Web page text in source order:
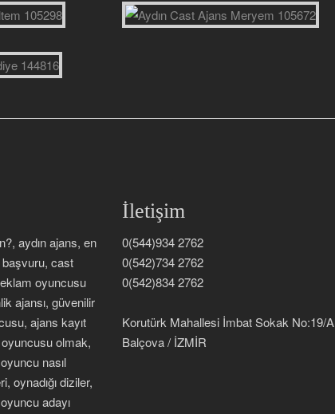
aydın ajans, en
başvuru, cast
oyuncusu
ajansı, güvenilir
ajans kayıt
olmak,
nasıl
oynadığı diziler,
adayı
İletişim
0(544)934 2762
0(542)734 2762
0(542)834 2762
Korutürk Mahallesi İmbat Sokak No:19/A
Balçova / İZMİR